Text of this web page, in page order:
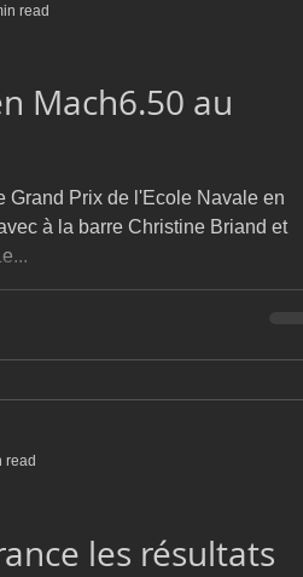
Mach6.50 au
Grand Prix de l'Ecole Navale en
à la barre Christine Briand et
read
les résultats
read